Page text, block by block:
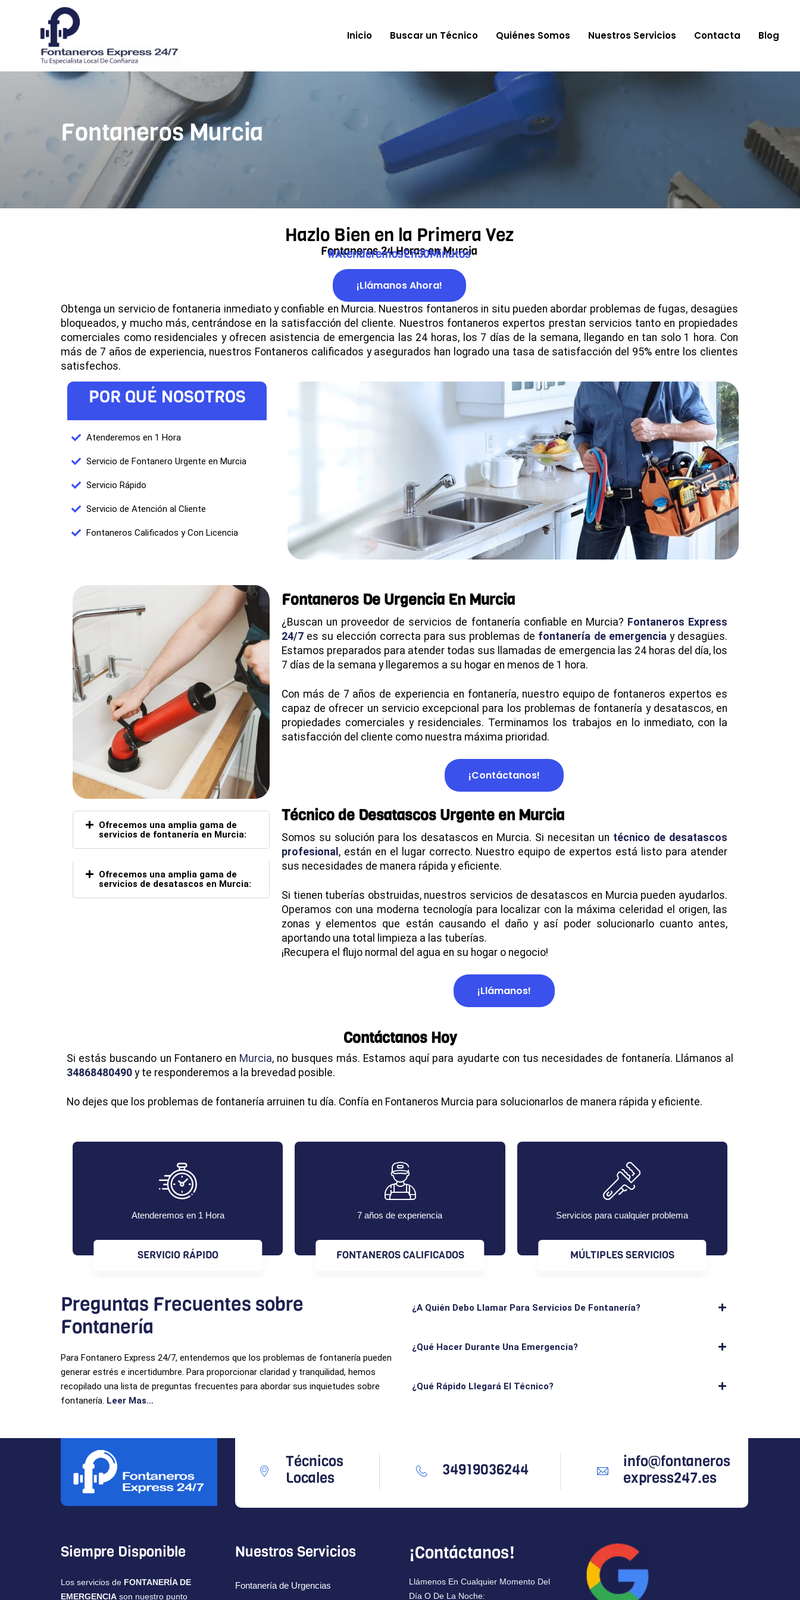
Inicio Buscar un Técnico Quiénes Somos Nuestros Servicios Contacta Blog
Fontaneros Murcia
Hazlo Bien en la Primera Vez
Fontaneros 24 Horas en Murcia
#AtenderemosEn30Minutos
¡Llámanos Ahora!
Obtenga un servicio de fontaneria inmediato y confiable en Murcia. Nuestros fontaneros in situ pueden abordar problemas de fugas, desagües
bloqueados, y mucho más, centrándose en la satisfacción del cliente. Nuestros fontaneros expertos prestan servicios tanto en propiedades
comerciales como residenciales y ofrecen asistencia de emergencia las 24 horas, los 7 días de la semana, llegando en tan solo 1 hora. Con
más de 7 años de experiencia, nuestros Fontaneros calificados y asegurados han logrado una tasa de satisfacción del 95% entre los clientes
satisfechos.
POR QUÉ NOSOTROS
Atenderemos en 1 Hora
Servicio de Fontanero Urgente en Murcia
Servicio Rápido
Servicio de Atención al Cliente
Fontaneros Calificados y Con Licencia
Ofrecemos una amplia gama de
servicios de fontanería en Murcia:
Ofrecemos una amplia gama de
servicios de desatascos en Murcia:
Fontaneros De Urgencia En Murcia
¿Buscan un proveedor de servicios de fontanería confiable en Murcia? Fontaneros Express
24/7es su elección correcta para sus problemas de fontanería de emergenciay desagües.
Estamos preparados para atender todas sus llamadas de emergencia las 24 horas del día, los
7 días de la semana y llegaremos a su hogar en menos de 1 hora.
Con más de 7 años de experiencia en fontanería, nuestro equipo de fontaneros expertos es
capaz de ofrecer un servicio excepcional para los problemas de fontanería y desatascos, en
propiedades comerciales y residenciales. Terminamos los trabajos en lo inmediato, con la
satisfacción del cliente como nuestra máxima prioridad.
¡Contáctanos!
Técnico de Desatascos Urgente en Murcia
Somos su solución para los desatascos en Murcia. Si necesitan un técnico de desatascos
profesional , están en el lugar correcto. Nuestro equipo de expertos está listo para atender
sus necesidades de manera rápida y eficiente.
Si tienen tuberías obstruidas, nuestros servicios de desatascos en Murcia pueden ayudarlos.
Operamos con una moderna tecnología para localizar con la máxima celeridad el origen, las
zonas y elementos que están causando el daño y así poder solucionarlo cuanto antes,
aportando una total limpieza a las tuberías.
¡Recupera el flujo normal del agua en su hogar o negocio!
¡Llámanos!
Contáctanos Hoy
Si estás buscando un Fontanero en Murcia, no busques más. Estamos aquí para ayudarte con tus necesidades de fontanería. Llámanos al
34868480490 y te responderemos a la brevedad posible.
No dejes que los problemas de fontanería arruinen tu día. Confía en Fontaneros Murcia para solucionarlos de manera rápida y eficiente.
Atenderemos en 1 Hora
SERVICIO RÁPIDO
7 años de experiencia
FONTANEROS CALIFICADOS
Servicios para cualquier problema
MÚLTIPLES SERVICIOS
Preguntas Frecuentes sobre
Fontanería
Para Fontanero Express 24/7, entendemos que los problemas de fontanería pueden
generar estrés e incertidumbre. Para proporcionar claridad y tranquilidad, hemos
recopilado una lista de preguntas frecuentes para abordar sus inquietudes sobre
fontanería. Leer Mas…
¿A Quién Debo Llamar Para Servicios De Fontanería?
¿Qué Hacer Durante Una Emergencia?
¿Qué Rápido Llegará El Técnico?
Técnicos
Locales
34919036244
info@fontaneros
express247.es
Siempre Disponible
Los servicios de FONTANERÍA DE
EMERGENCIA son nuestro punto
Nuestros Servicios
Fontanería de Urgencias
¡Contáctanos!
Llámenos En Cualquier Momento Del
Día O De La Noche: